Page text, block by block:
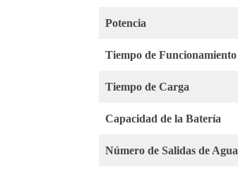
Potencia
Tiempo de Funcionamiento
Tiempo de Carga
Capacidad de la Batería
Número de Salidas de Agua